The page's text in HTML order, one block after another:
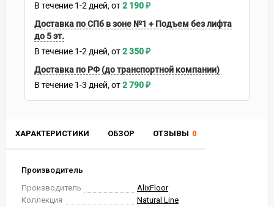
ХАРАКТЕРИСТИКИ ОБЗОР ОТЗЫВЫ 0
Производитель
Производитель
AlixFloor
Коллекция
Natural Line
В течение 1-2 дней 2 190₽
Доставка по СПб в зоне №1 + Подъем без лифта
до 5 эт.
В течение 1-2 дней 2 350₽
Доставка по РФ (до транспортной компании)
В течение 1-3 дней 2 790₽